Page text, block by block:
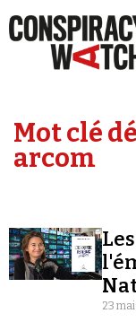
Mot clé
arcom
23 mai